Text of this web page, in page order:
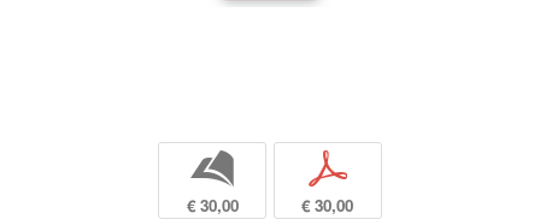
b
€ 30,00
p
€ 30,00